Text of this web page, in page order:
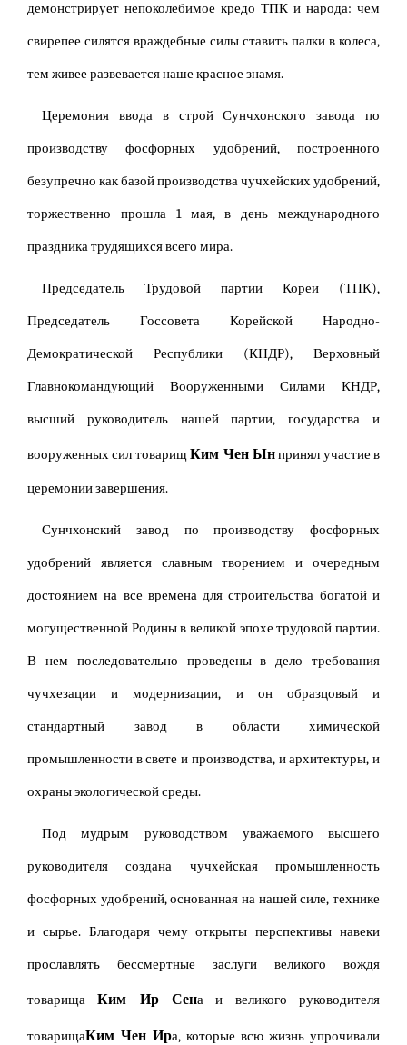
демонстрирует непоколебимое кредо ТПК и народа: чем
свирепее силятся враждебные силы ставить палки в колеса,
тем живее развевается наше красное знамя.
Церемония ввода в строй Сунчхонского завода по
производству фосфорных удобрений, построенного
безупречно как базой производства чучхейских удобрений,
торжественно прошла 1 мая, в день международного
праздника трудящихся всего мира.
Председатель Трудовой партии Кореи (ТПК),
Председатель Госсовета Корейской Народно-
Демократической Республики (КНДР), Верховный
Главнокомандующий Вооруженными Силами КНДР,
высший руководитель нашей партии, государства и
вооруженных сил товарищКим Чен Ынпринял участие в
церемонии завершения.
Сунчхонский завод по производству фосфорных
удобрений является славным творением и очередным
достоянием на все времена для строительства богатой и
могущественной Родины в великой эпохе трудовой партии.
В нем последовательно проведены в дело требования
чучхезации и модернизации, и он образцовый и
стандартный завод в области химической
промышленности в свете и производства, и архитектуры, и
охраны экологической среды.
Под мудрым руководством уважаемого высшего
руководителя создана чучхейская промышленность
фосфорных удобрений, основанная на нашей силе, технике
и сырье. Благодаря чему открыты перспективы навеки
прославлять бессмертные заслуги великого вождя
товарищаКим Ир Сена и великого руководителя
товарищаКим Чен Ира, которые всю жизнь упрочивали